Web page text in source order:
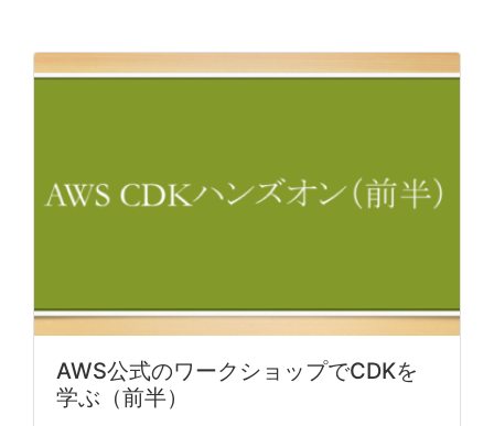
AWS公式のワークショップでCDKを
学ぶ（前半）